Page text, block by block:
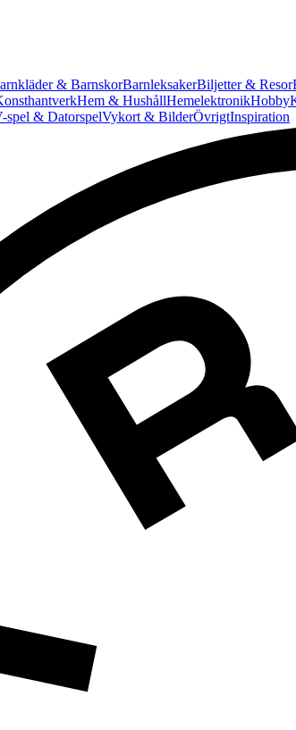
& BarnskorBarnleksakerBiljetter & Resor
Hem & HushållHemelektronikHobby
spel & DatorspelVykort & BilderÖvrigtInspiration